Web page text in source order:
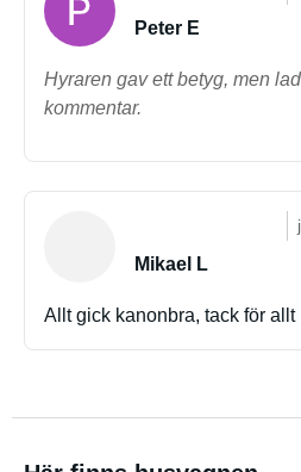
Peter E
Hyraren gav ett betyg, men
kommentar.
Mikael L
Allt gick kanonbra, tack för